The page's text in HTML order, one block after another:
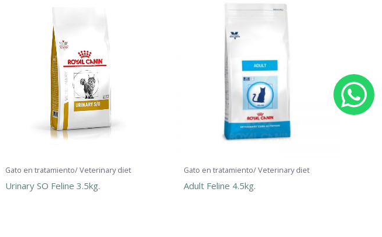
Gato en tratamiento/ Veterinary diet
Urinary SO Feline 3.5kg.
Gato en tratamiento/ Veterinary diet
Adult Feline 4.5kg.
W
h